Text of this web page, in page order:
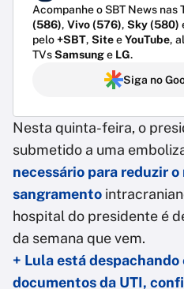
Acompanhe o SBT News nas
(586), Vivo (576), Sky (580)
pelo+SBT, SiteeYouTube,
TVsSamsunge LG.
Siga no
Nesta quinta-feira, o
submetido a uma
necessário para reduzir o
sangramento
hospital do presidente é
da semana que vem.
+ Lula está despachando
documentos da UTI,